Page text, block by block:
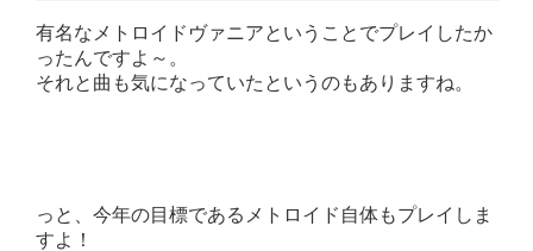
有名なメトロイドヴァニアということでプレイしたか
ったんですよ～。
それと曲も気になっていたというのもありますね。
っと、今年の目標であるメトロイド自体もプレイしま
すよ！